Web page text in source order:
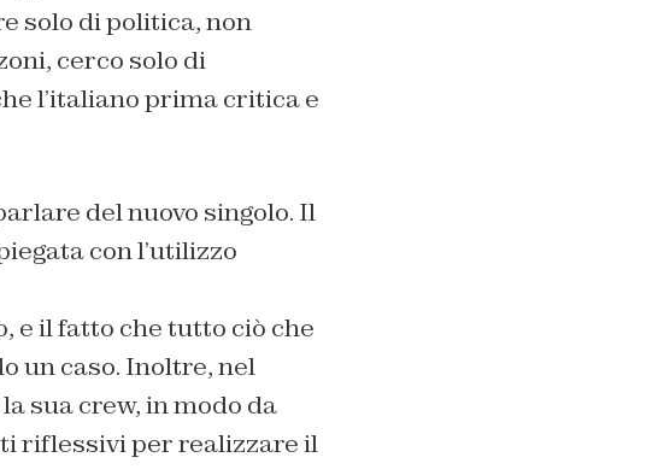
solo di politica, non
cerco solo di
l’italiano prima critica e
del nuovo singolo. Il
con l’utilizzo
e il fatto che tutto ciò che
un caso. Inoltre, nel
sua crew, in modo da
riflessivi per realizzare il